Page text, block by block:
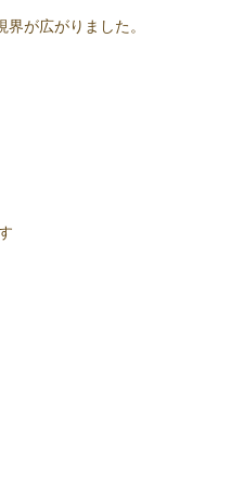
が広がりました。